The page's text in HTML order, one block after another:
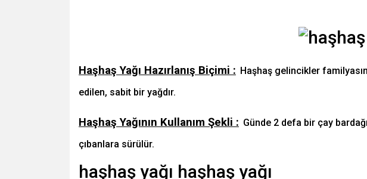
Haşhaş Yağı Hazırlanış Biçimi : Haşhaş gelincikler
edilen, sabit bir yağdır.
Haşhaş Yağının Kullanım Şekli : Günde 2 defa bir çay
çıbanlara sürülür.
haşhaş yağı haşhaş yağı